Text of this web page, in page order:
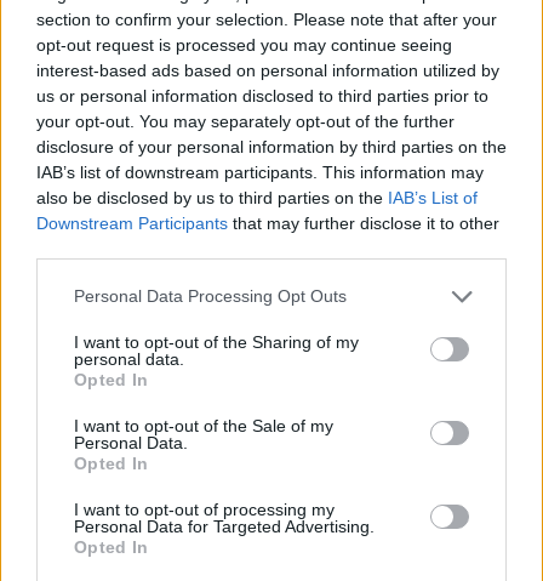
section to confirm your selection. Please note that after your
opt-out request is processed you may continue seeing
interest-based ads based on personal information utilized by
us or personal information disclosed to third parties prior to
your opt-out. You may separately opt-out of the further
disclosure of your personal information by third parties on the
IAB’s list of downstream participants. This information may
also be disclosed by us to third parties on the IAB’s List of
Downstream Participants that may further disclose it to other
Personal Data Processing Opt Outs
I want to opt-out of the Sharing of my
personal data.
Opted In
I want to opt-out of the Sale of my
Personal Data.
Opted In
I want to opt-out of processing my
Personal Data for Targeted Advertising.
Opted In
Hihetetlen, de a Valve végre megtanult
háromig számolni
A Black Mesa után itt az új Half-Life mod,
amit nem érdemes kihagyni
A Combine istenére esküszünk, hogy idén
már bejelentik a Half-Life 3-at!
Hideo Kojima ujja buktathatta le a Half-
Life 3-at